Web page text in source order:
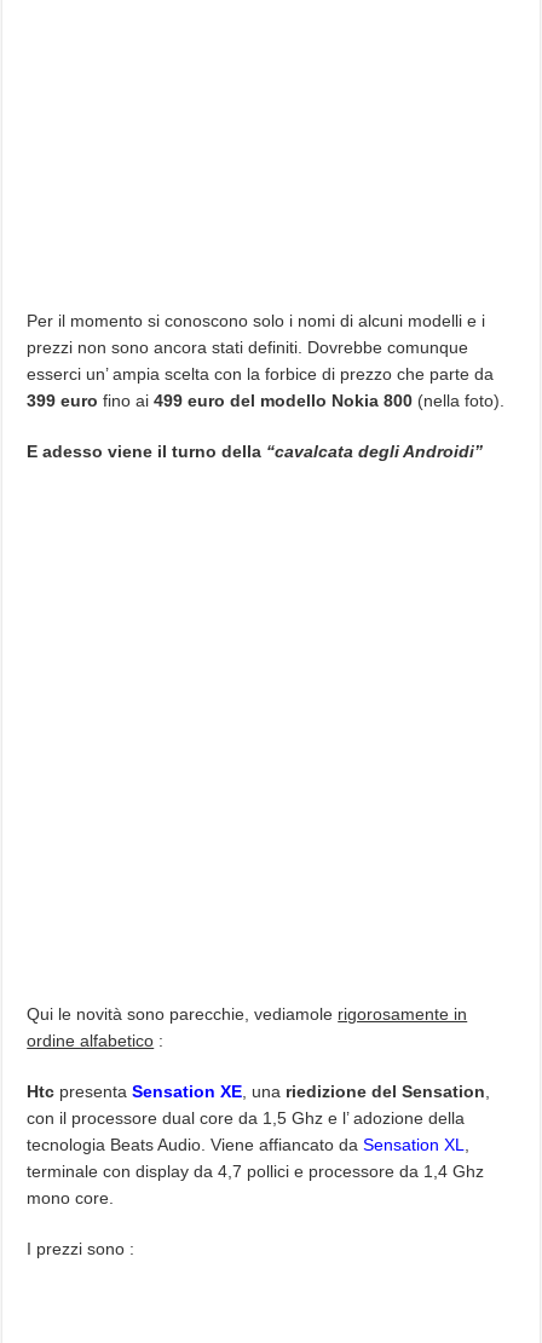
Per il momento si conoscono solo i nomi di alcuni modelli e i
prezzi non sono ancora stati definiti. Dovrebbe comunque
esserci un’ ampia scelta con la forbice di prezzo che parte da
399 euro fino ai499 euro del modello Nokia 800 (nella foto).
E adesso viene il turno della “cavalcata degli Androidi”
Qui le novità sono parecchie, vediamole rigorosamente in
ordine alfabetico :
Htc presentaSensation XE , una riedizione del Sensation
con il processore dual core da 1,5 Ghz e l’ adozione della
tecnologia Beats Audio. Viene affiancato daSensation XL
terminale con display da 4,7 pollici e processore da 1,4 Ghz
mono core.
I prezzi sono :